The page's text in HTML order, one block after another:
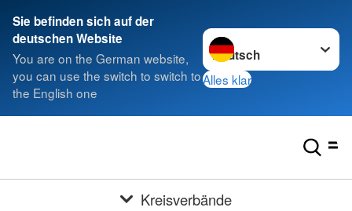
Sie befinden sich auf der
deutschen Website
You are on the German website,
you can use the switch to switch to
the English one
Sprache wechseln zu
Alles klar
Kreisverbände